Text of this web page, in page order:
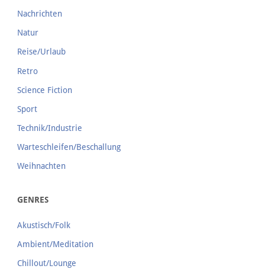
Nachrichten
Natur
Reise/Urlaub
Retro
Science Fiction
Sport
Technik/Industrie
Warteschleifen/Beschallung
Weihnachten
GENRES
Akustisch/Folk
Ambient/Meditation
Chillout/Lounge